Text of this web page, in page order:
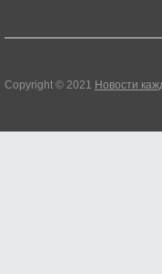
Copyright © 2021 Новости